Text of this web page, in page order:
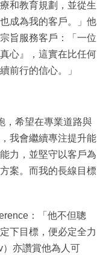
和教育規劃，並從生
成為我的客戶。」他
旨服務客戶：「一位
心』，這實在比任何
前行的信心。」
，希望在專業道路與
我會繼續專注提升能
力，並堅守以客戶為
案。而我的長線目標
：「他不但聰
下目標，便必定全力
）亦讚賞他為人可